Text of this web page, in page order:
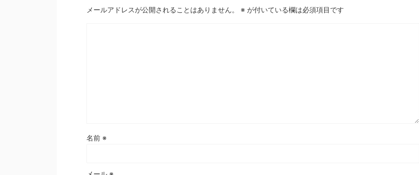
メールアドレスが公開されることはありません。 ※ が付いている欄は必須項目です
名前 ※